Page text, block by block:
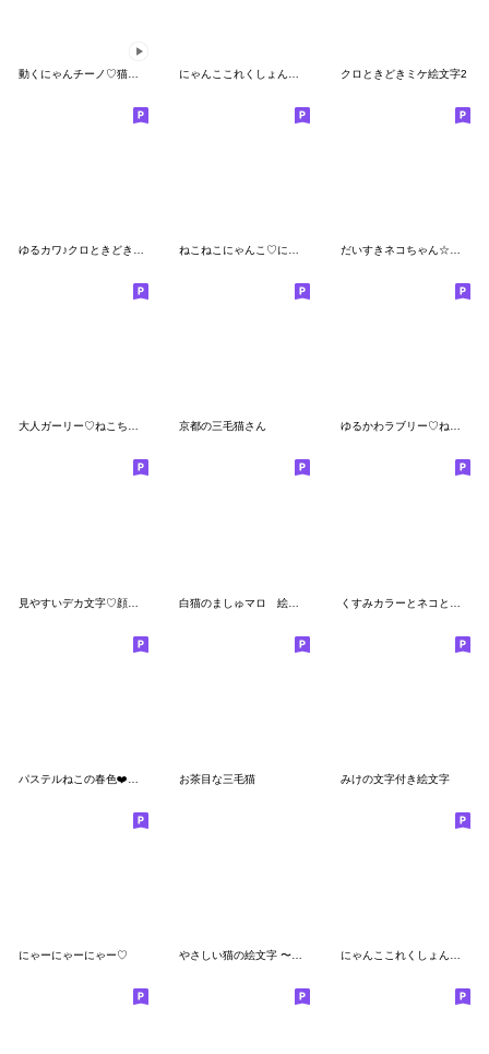
クロときどきミケ絵文字2
大人ガーリー♡ねこちゃんmix 京都の三毛猫さん ゆるかわラブリー♡ねこちゃん絵文字♡
お茶目な三毛猫 みけの文字付き絵文字
にゃーにゃーにゃー♡ やさしい猫の絵文字 〜文字付き〜 にゃんここれくしょん文字入り絵文字2